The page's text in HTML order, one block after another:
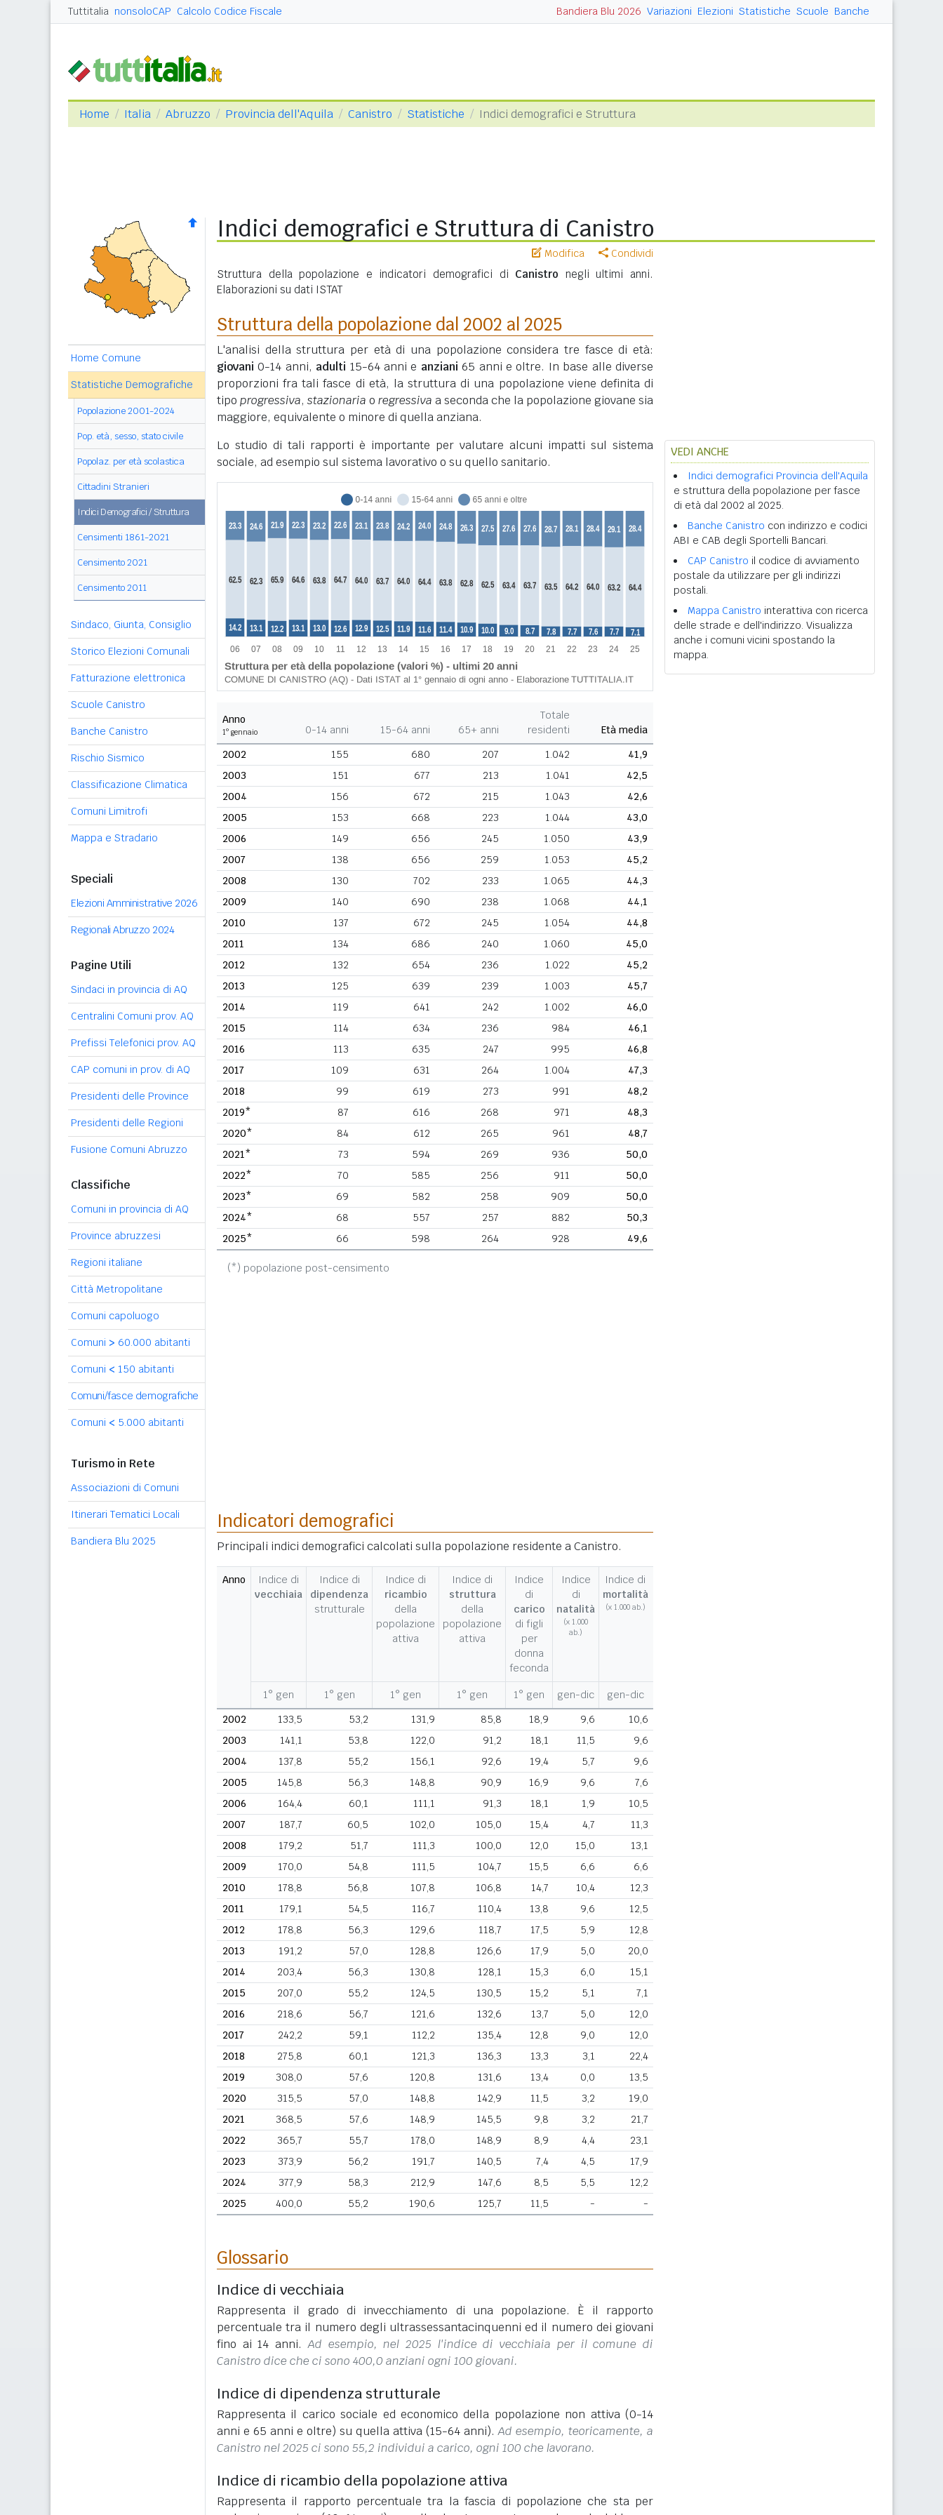
Tuttitalia nonsoloCAP Calcolo Codice Fiscale Bandiera Blu 2026 Variazioni Elezioni Statistiche Scuole Banche
Home Italia Abruzzo Provincia dell'Aquila Canistro Statistiche Indici demografici e Struttura
Home Comune
Statistiche Demografiche
Popolazione 2001-2024
Pop. età, sesso, stato civile
Popolaz. per età scolastica
Cittadini Stranieri
Indici Demografici / Struttura
Censimenti 1861-2021
Censimento 2021
Censimento 2011
Sindaco, Giunta, Consiglio
Storico Elezioni Comunali
Fatturazione elettronica
Scuole Canistro
Banche Canistro
Rischio Sismico
Classificazione Climatica
Comuni Limitrofi
Mappa e Stradario
Speciali
Elezioni Amministrative 2026
Regionali Abruzzo 2024
Pagine Utili
Sindaci in provincia di AQ
Centralini Comuni prov. AQ
Prefissi Telefonici prov. AQ
CAP comuni in prov. di AQ
Presidenti delle Province
Presidenti delle Regioni
Fusione Comuni Abruzzo
Classifiche
Comuni in provincia di AQ
Province abruzzesi
Regioni italiane
Città Metropolitane
Comuni capoluogo
Comuni > 60.000 abitanti
Comuni < 150 abitanti
Comuni/fasce demografiche
Comuni < 5.000 abitanti
Turismo in Rete
Associazioni di Comuni
Itinerari Tematici Locali
Bandiera Blu 2025
Indici demografici e Struttura di Canistro
Modifica Condividi
Struttura della popolazione e indicatori demografici di Canistro negli ultimi anni.
Elaborazioni su dati ISTAT
Struttura della popolazione dal 2002 al 2025
L'analisi della struttura per età di una popolazione considera tre fasce di età:
giovani 0-14 anni, adulti 15-64 anni e anziani 65 anni e oltre. In base alle diverse
proporzioni fra tali fasce di età, la struttura di una popolazione viene definita di
tipo progressiva, stazionaria o regressiva a seconda che la popolazione giovane sia
maggiore, equivalente o minore di quella anziana.
Lo studio di tali rapporti è importante per valutare alcuni impatti sul sistema
sociale, ad esempio sul sistema lavorativo o su quello sanitario.
Anno
1° gennaio 0-14 anni 15-64 anni 65+ anni
Totale
residenti
Età media
2002
155 680 207 1.042
41,9
2003
151 677 213 1.041
42,5
2004
156 672 215 1.043
42,6
2005
153 668 223 1.044
43,0
2006
149 656 245 1.050
43,9
2007
138 656 259 1.053
45,2
2008
130 702 233 1.065
44,3
2009
140 690 238 1.068
44,1
2010
137 672 245 1.054
44,8
2011
134 686 240 1.060
45,0
2012
132 654 236 1.022
45,2
2013
125 639 239 1.003
45,7
2014
119 641 242 1.002
46,0
2015
114 634 236 984
46,1
2016
113 635 247 995
46,8
2017
109 631 264 1.004
47,3
2018
99 619 273 991
48,2
2019*
87 616 268 971
48,3
2020*
84 612 265 961
48,7
2021*
73 594 269 936
50,0
2022*
70 585 256 911
50,0
2023*
69 582 258 909
50,0
2024*
68 557 257 882
50,3
2025*
66 598 264 928 49,6
(*) popolazione post-censimento
Indicatori demografici
Principali indici demografici calcolati sulla popolazione residente a Canistro.
Anno
Indice di
vecchiaia
Indice di
dipendenza
strutturale
Indice di
ricambio
della
popolazione
attiva
Indice di
struttura
della
popolazione
attiva
Indice
di
carico
di figli
per
donna
feconda
Indice
di
natalità
(x 1.000
ab.)
Indice di
mortalità
(x 1.000 ab.)
1° gen 1° gen 1° gen 1° gen 1° gen gen-dic
gen-dic
2002
133,5 53,2 131,9 85,8 18,9 9,6
10,6
2003
141,1 53,8 122,0 91,2 18,1 11,5
9,6
2004
137,8 55,2 156,1 92,6 19,4 5,7
9,6
2005
145,8 56,3 148,8 90,9 16,9 9,6
7,6
2006
164,4 60,1 111,1 91,3 18,1 1,9
10,5
2007
187,7 60,5 102,0 105,0 15,4 4,7
11,3
2008
179,2 51,7 111,3 100,0 12,0 15,0
13,1
2009
170,0 54,8 111,5 104,7 15,5 6,6
6,6
2010
178,8 56,8 107,8 106,8 14,7 10,4
12,3
2011
179,1 54,5 116,7 110,4 13,8 9,6
12,5
2012
178,8 56,3 129,6 118,7 17,5 5,9
12,8
2013
191,2 57,0 128,8 126,6 17,9 5,0
20,0
2014
203,4 56,3 130,8 128,1 15,3 6,0
15,1
2015
207,0 55,2 124,5 130,5 15,2 5,1
7,1
2016
218,6 56,7 121,6 132,6 13,7 5,0
12,0
2017
242,2 59,1 112,2 135,4 12,8 9,0
12,0
2018
275,8 60,1 121,3 136,3 13,3 3,1
22,4
2019
308,0 57,6 120,8 131,6 13,4 0,0
13,5
2020
315,5 57,0 148,8 142,9 11,5 3,2
19,0
2021
368,5 57,6 148,9 145,5 9,8 3,2
21,7
2022
365,7 55,7 178,0 148,9 8,9 4,4
23,1
2023
373,9 56,2 191,7 140,5 7,4 4,5
17,9
2024
377,9 58,3 212,9 147,6 8,5 5,5
12,2
2025
400,0 55,2 190,6 125,7 11,5 - -
Glossario
Indice di vecchiaia
Rappresenta il grado di invecchiamento di una popolazione. È il rapporto
percentuale tra il numero degli ultrassessantacinquenni ed il numero dei giovani
fino ai 14 anni.Ad esempio, nel 2025 l'indice di vecchiaia per il comune di
Canistro dice che ci sono 400,0 anziani ogni 100 giovani.
Indice di dipendenza strutturale
Rappresenta il carico sociale ed economico della popolazione non attiva (0-14
anni e 65 anni e oltre) su quella attiva (15-64 anni).Ad esempio, teoricamente, a
Canistro nel 2025 ci sono 55,2 individui a carico, ogni 100 che lavorano.
Indice di ricambio della popolazione attiva
Rappresenta il rapporto percentuale tra la fascia di popolazione che sta per
VEDI ANCHE
Indici demografici Provincia dell'Aquila
e struttura della popolazione per fasce
di età dal 2002 al 2025.
Banche Canistro con indirizzo e codici
ABI e CAB degli Sportelli Bancari.
CAP Canistro il codice di avviamento
postale da utilizzare per gli indirizzi
postali.
Mappa Canistro interattiva con ricerca
delle strade e dell'indirizzo. Visualizza
anche i comuni vicini spostando la
mappa.